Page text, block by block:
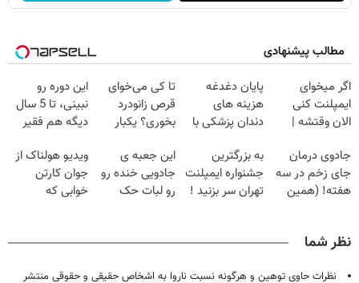
مطالب پیشنهادی
اگر میخوای
ایمپلنت کنی
الان وقتشه |
میلیون تومان!!!
پایان دغدغه
هزینه های
دندان پزشکی با
خانگی
تا کی می‌خوای
قرص زانودرد
بخوری؟ یکبار
کن
این دوره رو
نبینی، تا 5 سال
دیگه هم فقیر
الان ثبت نام کن
جادوی درمان
جای زخم در سه
هفته! (همین
به بزرگترین
جشنواره ایمپلنت
تهران سر بزنید !
این جعبه ی
جادویی خنده رو
رو لبات حک
ویدیو هولناک از
جوان کارتن
خوابی که
نظر شما
نظرات حاوی توهین و هرگونه نسبت ناروا به اشخاص حقیقی و حقوقی منتشر